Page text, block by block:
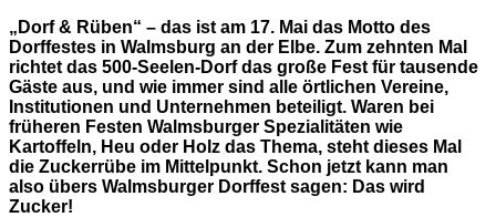
„Dorf & Rüben“ – das ist am 17. Mai das Motto des
Dorffestes in Walmsburg an der Elbe. Zum zehnten Mal
richtet das 500-Seelen-Dorf das große Fest für tausende
Gäste aus, und wie immer sind alle örtlichen Vereine,
Institutionen und Unternehmen beteiligt. Waren bei
früheren Festen Walmsburger Spezialitäten wie
Kartoffeln, Heu oder Holz das Thema, steht dieses Mal
die Zuckerrübe im Mittelpunkt. Schon jetzt kann man
also übers Walmsburger Dorffest sagen: Das wird
Zucker!